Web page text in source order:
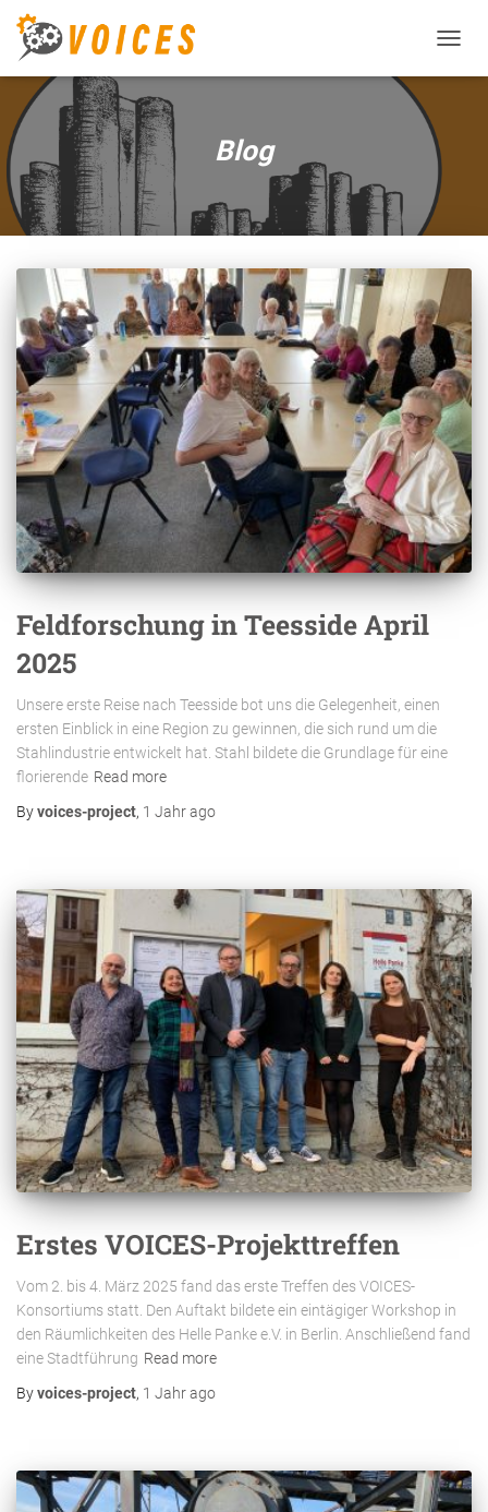
Blog
Feldforschung in Teesside April
2025
Unsere erste Reise nach Teesside bot uns die Gelegenheit, einen
ersten Einblick in eine Region zu gewinnen, die sich rund um die
Stahlindustrie entwickelt hat. Stahl bildete die Grundlage für eine
florierende Read more
Byvoices-project, 1 Jahrago
Erstes VOICES-Projekttreffen
Vom 2. bis 4. März 2025 fand das erste Treffen des VOICES-
Konsortiums statt. Den Auftakt bildete ein eintägiger Workshop in
den Räumlichkeiten des Helle Panke e.V. in Berlin. Anschließend fand
eine Stadtführung Read more
Byvoices-project, 1 Jahrago